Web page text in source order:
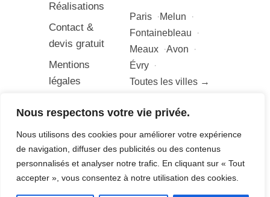
Nous respectons votre vie privée.
Nous utilisons des cookies pour améliorer votre expérience
de navigation, diffuser des publicités ou des contenus
personnalisés et analyser notre trafic. En cliquant sur « Tout
accepter », vous consentez à notre utilisation des cookies.
Réalisations
Contact &
devis gratuit
Mentions
légales
Paris
Melun
Fontainebleau
Meaux
Avon
Évry
Toutes les villes →
© Adrien Bonetto – Agence Digitale B –
Tous droits réservés
Mentions légales